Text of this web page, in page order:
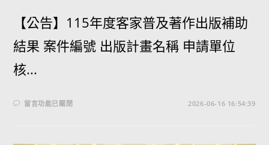
【公告】115年度客家普及著作出版補助
結果 案件編號 出版計畫名稱 申請單位
核...
留言功能已關閉 2026-06-16 16:54:39